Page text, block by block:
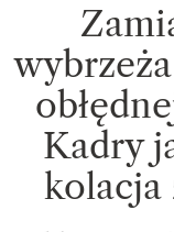
Kadry
kolacja